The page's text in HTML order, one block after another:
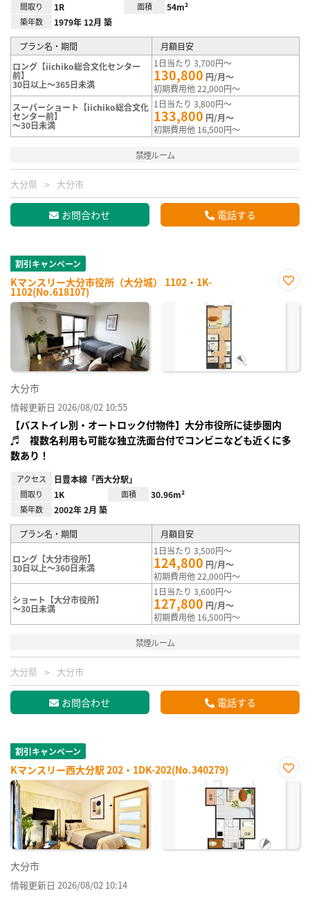
間取り 1R 面積 54m²
築年数 1979年 12月 築
プラン名・期間
月額目安
ロング【iichiko総合文化センター
前】
30日以上～365日未満
1日当たり 3,700円～
130,800 円/月～
初期費用他 22,000円～
スーパーショート【iichiko総合文化
センター前】
～30日未満
1日当たり 3,800円～
133,800 円/月～
初期費用他 16,500円～
禁煙ルーム
大分県 大分市
お問合わせ 電話する
割引キャンペーン
Kマンスリー大分市役所（大分城） 1102・1K-
1102(No.618107)
に入
大分市
情報更新日 2026/08/02 10:55
【バストイレ別・オートロック付物件】大分市役所に徒歩圏内
♬ 複数名利用も可能な独立洗面台付でコンビニなども近くに多
数あり！
アクセス 日豊本線「西大分駅」
間取り 1K 面積 30.96m²
築年数 2002年 2月 築
プラン名・期間 月額目安
ロング【大分市役所】
30日以上～360日未満
1日当たり 3,500円～
124,800 円/月～
初期費用他 22,000円～
ショート【大分市役所】
～30日未満
1日当たり 3,600円～
127,800 円/月～
初期費用他 16,500円～
禁煙ルーム
大分県 大分市
お問合わせ 電話する
割引キャンペーン
Kマンスリー西大分駅 202・1DK-202(No.340279)
お気
大分市
情報更新日 2026/08/02 10:14